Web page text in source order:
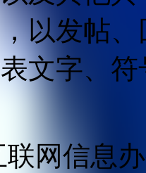
以发帖
文字、
网信息